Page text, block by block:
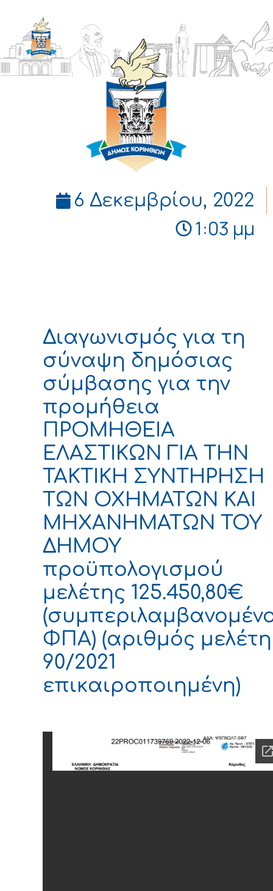
ΔΗΜΟΣ
ΚΟΡΙΝΘΙΩΝ
6 Δεκεμβρίου, 2022
1:03 μμ
Διαγωνισμός για τη
σύναψη δημόσιας
σύμβασης για την
προμήθεια
ΠΡΟΜΗΘΕΙΑ
ΕΛΑΣΤΙΚΩΝ ΓΙΑ ΤΗΝ
ΤΑΚΤΙΚΗ ΣΥΝΤΗΡΗΣΗ
ΤΩΝ ΟΧΗΜΑΤΩΝ ΚΑΙ
ΜΗΧΑΝΗΜΑΤΩΝ ΤΟΥ
ΔΗΜΟΥ
προϋπολογισμού
μελέτης 125.450,80€
ΦΠΑ) (αριθμός
90/2021
επικαιροποιημένη)